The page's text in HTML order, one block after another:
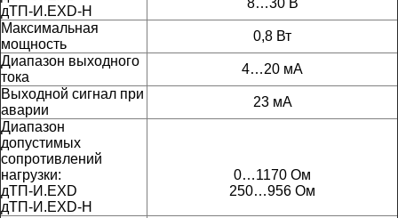
дТП-И.EXD-H
Максимальная
мощность
0,8 Вт
Диапазон выходного
тока
4…20 мА
Выходной сигнал при
аварии
23 мА
Диапазон
допустимых
сопротивлений
нагрузки:
дТП-И.EXD
дТП-И.EXD-H
0…1170 Ом
250…956 Ом